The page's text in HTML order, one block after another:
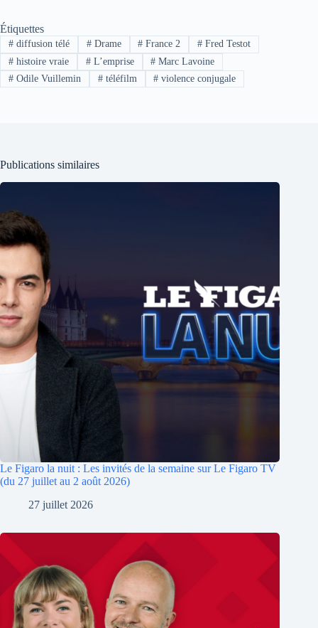
Étiquettes
#diffusion télé #Drame # France 2 # Fred Testot
#histoire vraie #L’emprise # Marc Lavoine
#Odile Vuillemin #téléfilm # violence conjugale
Publications similaires
Le Figaro la nuit : Les invités de la semaine sur Le Figaro TV
(du 27 juillet au 2 août 2026)
27 juillet 2026